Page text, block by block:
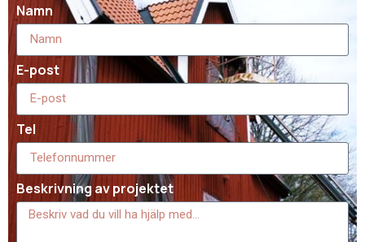
Namn
E-post
Tel
Beskrivning av projektet